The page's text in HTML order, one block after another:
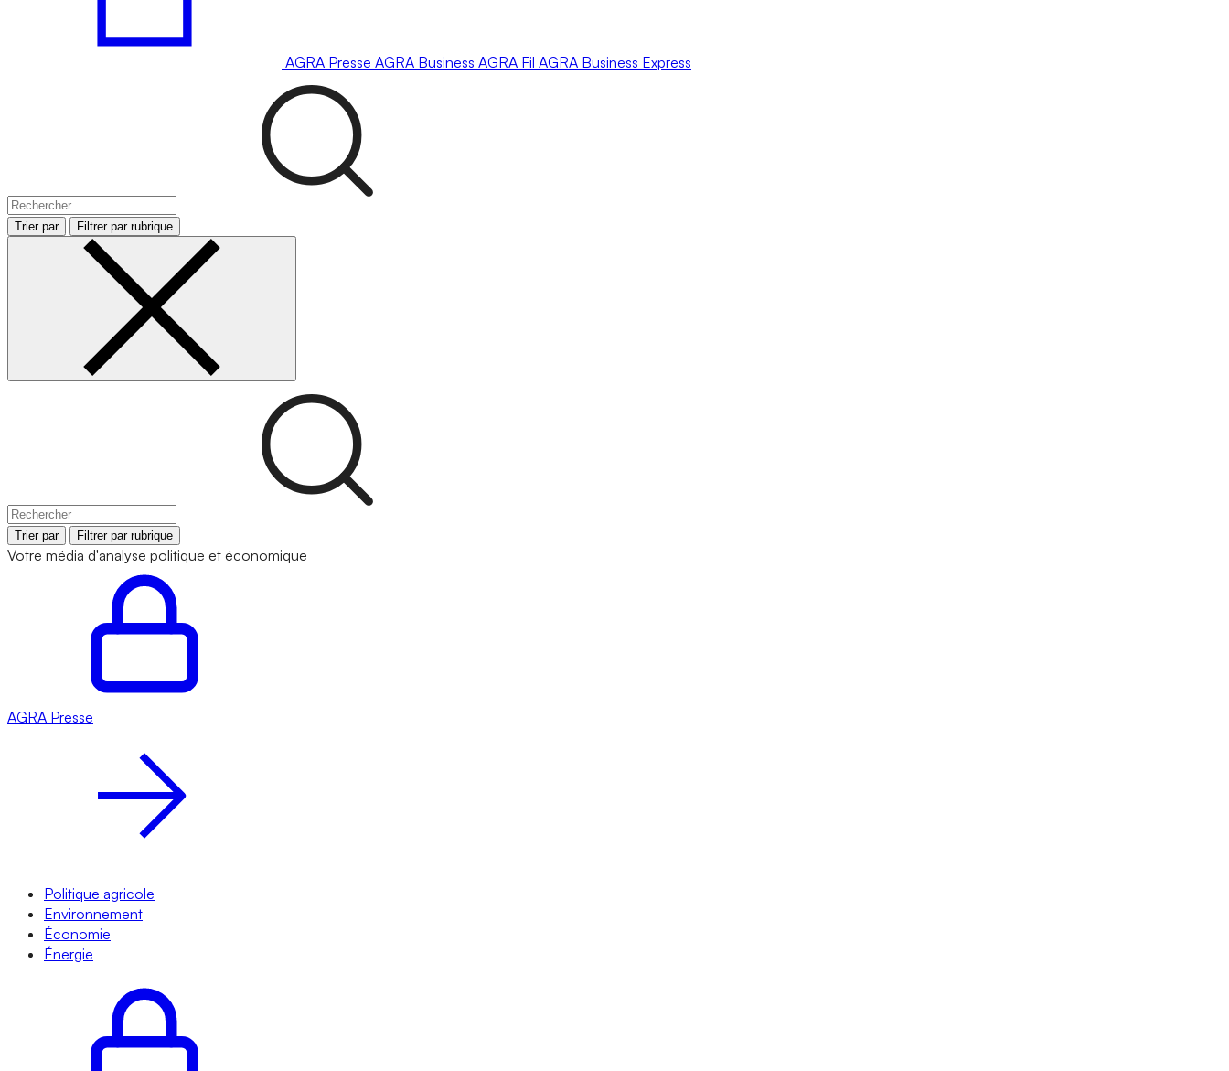
AGRA Presse AGRA Business AGRA Fil AGRA Business Express
Trier par Filtrer par rubrique
Trier par Filtrer par rubrique
Votre média d'analyse politique et économique
AGRA Presse
Politique agricole
Environnement
Économie
Énergie